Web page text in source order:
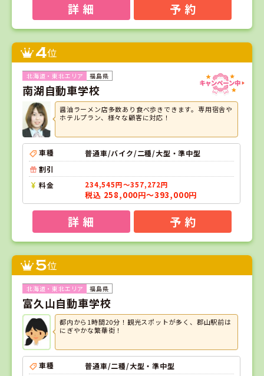
詳 細 予 約
4位
福島県
南湖自動車学校
醤油ラーメン店多数あり食べ歩きできます。専用宿舎や
ホテルプラン、様々な顧客に対応！
車種
普通車/バイク/二種/大型・準中型
割引
料金
234,545円～357,272円
税込 258,000円～393,000円
詳 細 予 約
5位
福島県
富久山自動車学校
都内から1時間20分！観光スポットが多く、郡山駅前は
にぎやかな繁華街！
車種
普通車/二種/大型・準中型